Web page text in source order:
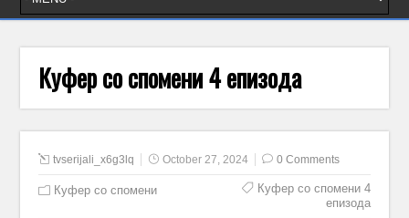
Куфер со спомени 4 епизода
tvserijali_x6g3lq October 27, 2024 0 Comments
Куфер со спомени
Куфер со спомени 4
епизода